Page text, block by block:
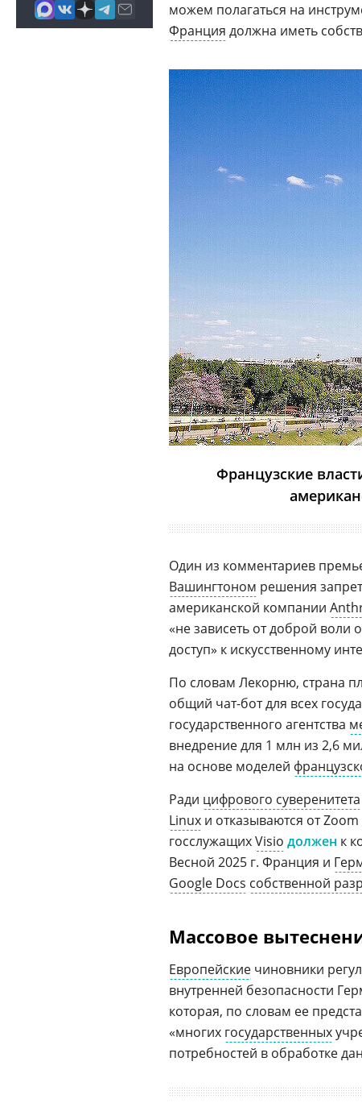
можем полагаться на
Франция должна иметь
Французские
Один из комментариев
Вашингтоном решения
американской компании
«не зависеть от доброй
доступ» к искусственному
По словам Лекорню, страна
общий чат-бот для всех
государственного агентства
внедрение для 1 млн из 2,6
на основе моделей
Ради цифрового суверенитета
Linux и отказываются от Zoom
госслужащихVisio должен к
Весной 2025 г. Франция и
Google Docs собственной
Массовое
Европейские чиновники
внутренней безопасности
которая, по словам ее
«многих государственных
потребностей в обработке